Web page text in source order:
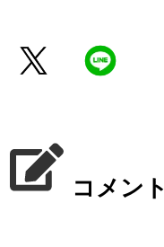
コメント